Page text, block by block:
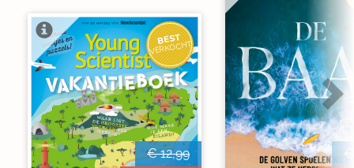
BEST
VERKOCHT
€ 12,99 €